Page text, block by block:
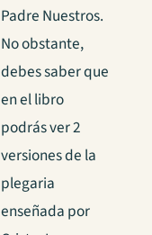
Padre Nuestros.
No obstante,
debes saber que
en el libro
podrás ver 2
versiones de la
plegaria
enseñada por